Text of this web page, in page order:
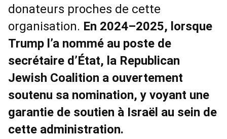
donateurs proches de cette
organisation. En 2024–2025, lorsque
Trump l’a nommé au poste de
secrétaire d’État, la Republican
Jewish Coalition a ouvertement
soutenu sa nomination, y voyant une
garantie de soutien à Israël au sein de
cette administration.